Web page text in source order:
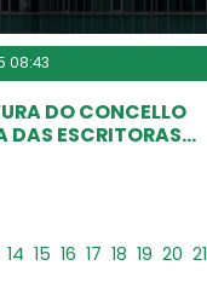
08:43
DO CONCELLO
DAS ESCRITORAS...
14 15 16 17 18 19 20 21